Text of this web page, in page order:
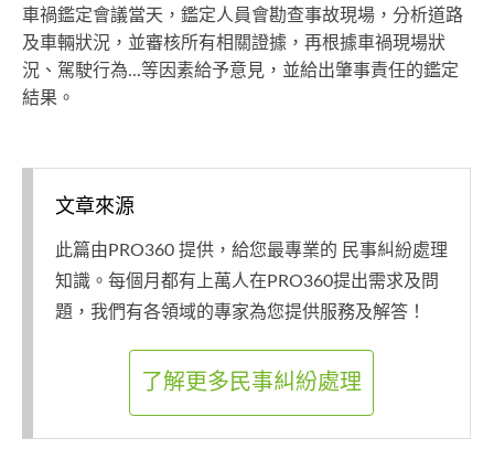
車禍鑑定會議當天，鑑定人員會勘查事故現場，分析道路
及車輛狀況，並審核所有相關證據，再根據車禍現場狀
況、駕駛行為...等因素給予意見，並給出肇事責任的鑑定
結果。
文章來源
此篇由PRO360 提供，給您最專業的 民事糾紛處理
知識。每個月都有上萬人在PRO360提出需求及問
題，我們有各領域的專家為您提供服務及解答！
了解更多民事糾紛處理